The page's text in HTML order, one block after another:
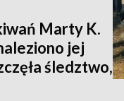
Marty K.
jej
śledztwo,